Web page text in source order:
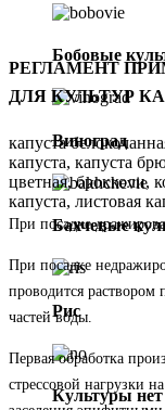
Бобовые
Виноград
Бахчевые
Рис
Культуры нет
РЕГЛАМЕНТ
ДЛЯ КУЛЬТУР
капуста
капуста, капуста
цветная, брокколи,
капуста, листовая
При посадке
При посадке
проводится раствором
частей воды.
Первая обработка
стрессовой нагрузки